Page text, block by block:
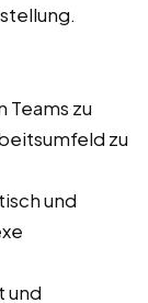
zu
zu
und
und